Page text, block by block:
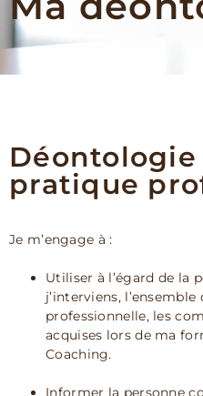
Déontologie
pratique
Je m’engage à :
Utiliser à l’égard de la
j’interviens,
professionnelle, les
acquises lors de ma
Coaching.
Informer la personne